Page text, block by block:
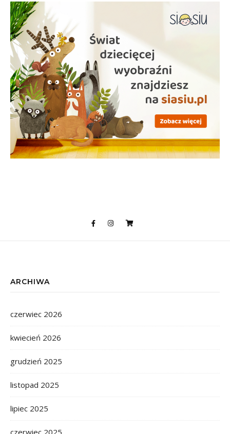
ARCHIWA
czerwiec 2026
kwiecień 2026
grudzień 2025
listopad 2025
lipiec 2025
czerwiec 2025